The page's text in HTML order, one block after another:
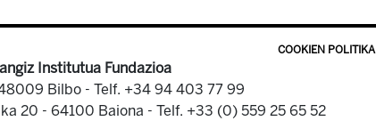
COOKIEN POLITIKA
Institutua Fundazioa
Bilbo - Telf. +34 94 403 77 99
20 - 64100 Baiona - Telf. +33 (0) 559 25 65 52